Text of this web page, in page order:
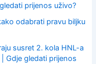
prijenos uživo?
odabrati pravu biljku
susret 2. kola HNL-a
Gdje gledati prijenos